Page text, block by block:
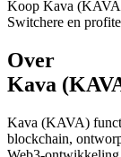
Koop Kava
Switchere en
Over
Kava
Kava (KAVA)
blockchain,